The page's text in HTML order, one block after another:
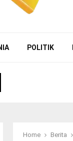
POLITIK
Home Berita